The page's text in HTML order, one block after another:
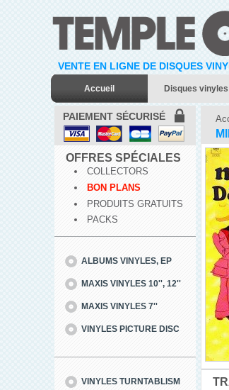
VENTE EN LIGNE DE DISQUES
Accueil Disques vinyles
PAIEMENT SÉCURISÉ
OFFRES SPÉCIALES
COLLECTORS
BON PLANS
PRODUITS GRATUITS
PACKS
ALBUMS VINYLES, EP
MAXIS VINYLES 10'', 12''
MAXIS VINYLES 7''
VINYLES PICTURE DISC
VINYLES TURNTABLISM